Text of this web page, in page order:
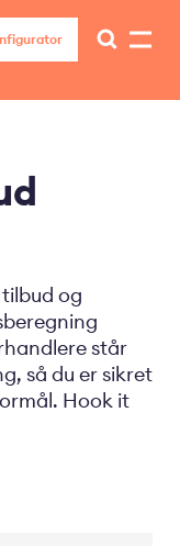
og
står
så du er sikret
Hook it